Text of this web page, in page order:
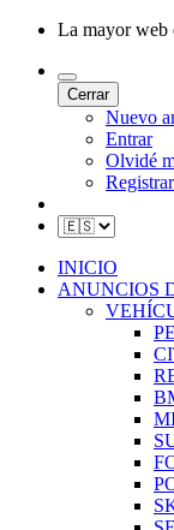
La mayor web
Cerrar
Nuevo
Entrar
Olvidé
INICIO
ANUNCIOS